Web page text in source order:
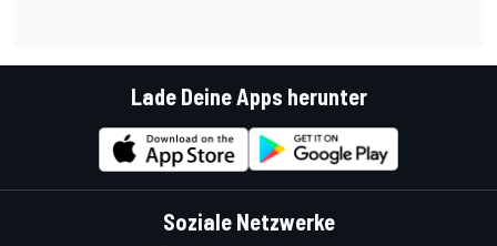
Lade Deine Apps herunter
Soziale Netzwerke